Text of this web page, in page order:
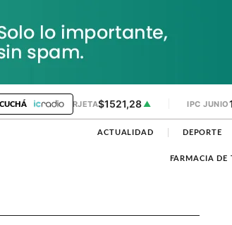
DÓLAR TARJETA$1521,28 ▲ IPC JUNIO
ACTUALIDAD DEPORTE
FARMACIA DE